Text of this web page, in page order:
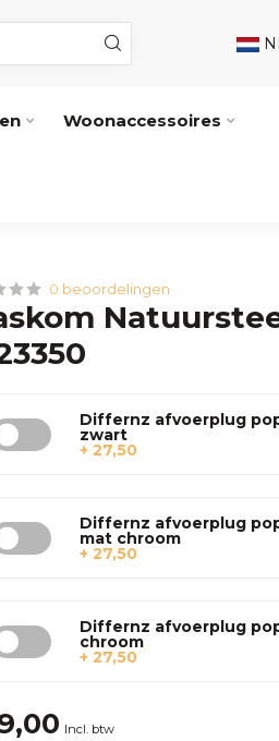
NL
Woonaccessoires
0 beoordelingen
Differnz afvoerplug
zwart
+ 27,50
Differnz afvoerplug
mat chroom
+ 27,50
Differnz afvoerplug
chroom
+ 27,50
Incl. btw